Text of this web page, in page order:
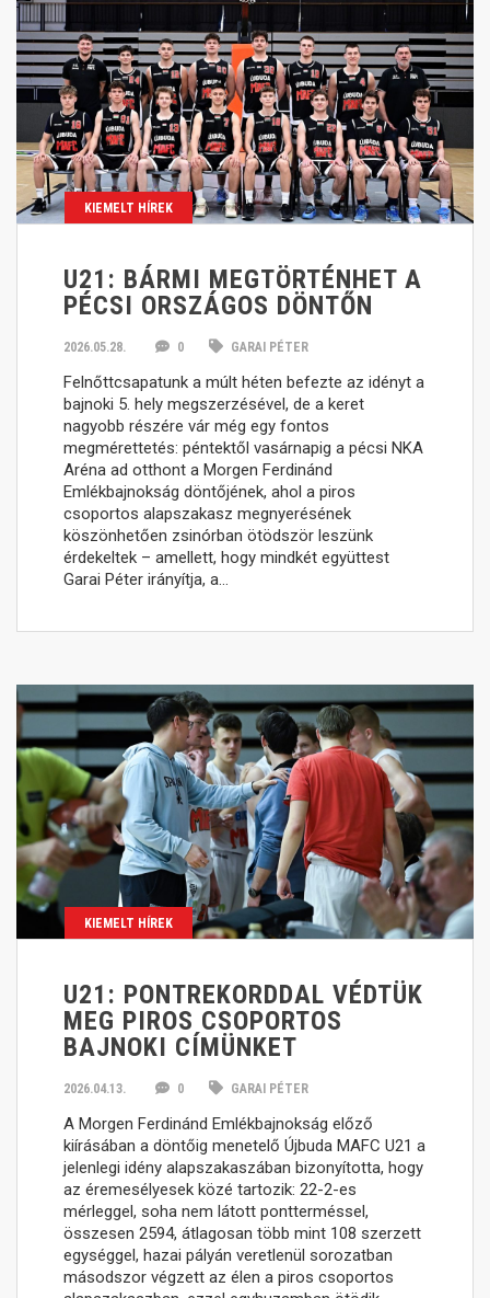
KIEMELT HÍREK
U21: BÁRMI MEGTÖRTÉNHET A
PÉCSI ORSZÁGOS DÖNTŐN
2026.05.28. 0 GARAI PÉTER
Felnőttcsapatunk a múlt héten befezte az idényt a
bajnoki 5. hely megszerzésével, de a keret
nagyobb részére vár még egy fontos
megmérettetés: péntektől vasárnapig a pécsi NKA
Aréna ad otthont a Morgen Ferdinánd
Emlékbajnokság döntőjének, ahol a piros
csoportos alapszakasz megnyerésének
köszönhetően zsinórban ötödször leszünk
érdekeltek – amellett, hogy mindkét együttest
Garai Péter irányítja, a…
KIEMELT HÍREK
U21: PONTREKORDDAL VÉDTÜK
MEG PIROS CSOPORTOS
BAJNOKI CÍMÜNKET
2026.04.13. 0 GARAI PÉTER
A Morgen Ferdinánd Emlékbajnokság előző
kiírásában a döntőig menetelő Újbuda MAFC U21 a
jelenlegi idény alapszakaszában bizonyította, hogy
az éremesélyesek közé tartozik: 22-2-es
mérleggel, soha nem látott pontterméssel,
összesen 2594, átlagosan több mint 108 szerzett
egységgel, hazai pályán veretlenül sorozatban
másodszor végzett az élen a piros csoportos